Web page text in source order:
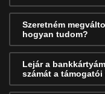
Szeretném
hogyan tudom?
Lejár a
számát a